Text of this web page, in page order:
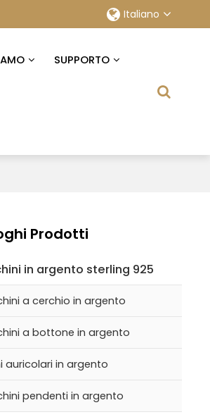
Italiano
SUPPORTO
Prodotti
in argento sterling 925
a cerchio in argento
a bottone in argento
auricolari in argento
pendenti in argento